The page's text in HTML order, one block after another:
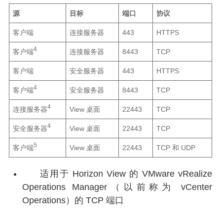
源 目标 端口 协议
客户端 连接服务器 443 HTTPS
客户端4 连接服务器 8443 TCP
客户端 安全服务器 443 HTTPS
客户端4 安全服务器 8443 TCP
连接服务器4 View 桌面 22443 TCP
安全服务器4 View 桌面 22443 TCP
客户端5 View 桌面 22443 TCP 和 UDP
适用于 Horizon View 的 VMware vRealize
Operations Manager（以前称为 vCenter
Operations）的 TCP 端口